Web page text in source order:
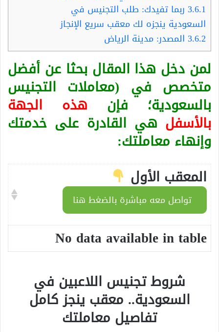
3.6.1 ربما تفيدك: طلب التجنيس في
السعودية ينجزه لك معقب سريع الإنجاز
3.6.2 المصدر: مدينة الرياض
لمن دخل هذا المقال بحثا عن أفضل
متخصص في (معاملات التجنيس
بالسعودية؛ فإن هذه الجهة
بالأسفل هي القادرة على خدمتك
وإنهاء معاملتك:
المعقب الأول
تواصل معه مباشرة بالضغط هنا
No data available in table
شروط تجنيس اللاعبين في
السعودية.. معقب ينجز كامل
تفاصيل معاملتك